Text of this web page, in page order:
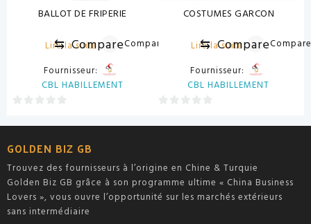
BALLOT DE FRIPERIE
Lire la suite
⇆ CompareCompare
Fournisseur:
CBL HABILLEMENT
sur
COSTUMES GARCON
Lire la suite
⇆ Compare
Fournisseur:
CBL HABILLEMENT
sur
GOLDEN BIZ GB
Trouvez des fournisseurs à l’origine en Chine & Turquie
Golden Biz GB grâce à son programme ultime « China Business
Lovers », vous ouvre l’opportunité sur les marchés extérieurs
sans intermédiaire